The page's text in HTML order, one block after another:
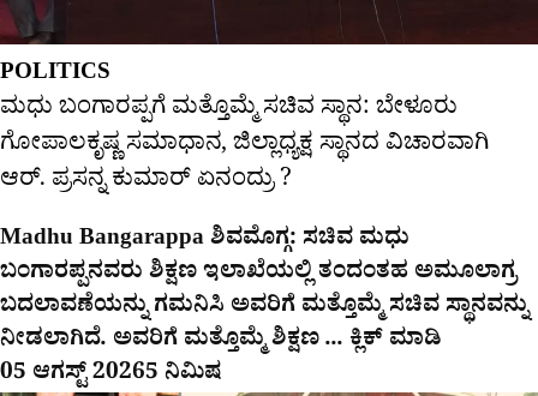
POLITICS
ಮಧು ಬಂಗಾರಪ್ಪಗೆ ಮತ್ತೊಮ್ಮೆ ಸಚಿವ ಸ್ಥಾನ: ಬೇಳೂರು
ಗೋಪಾಲಕೃಷ್ಣ ಸಮಾಧಾನ, ಜಿಲ್ಲಾಧ್ಯಕ್ಷ ಸ್ಥಾನದ ವಿಚಾರವಾಗಿ
ಆರ್. ಪ್ರಸನ್ನ ಕುಮಾರ್ ಏನಂದ್ರು ?
Madhu Bangarappa ಶಿವಮೊಗ್ಗ: ಸಚಿವ ಮಧು
ಬಂಗಾರಪ್ಪನವರು ಶಿಕ್ಷಣ ಇಲಾಖೆಯಲ್ಲಿ ತಂದಂತಹ ಅಮೂಲಾಗ್ರ
ಬದಲಾವಣೆಯನ್ನು ಗಮನಿಸಿ ಅವರಿಗೆ ಮತ್ತೊಮ್ಮೆ ಸಚಿವ ಸ್ಥಾನವನ್ನು
ನೀಡಲಾಗಿದೆ. ಅವರಿಗೆ ಮತ್ತೊಮ್ಮೆ ಶಿಕ್ಷಣ ... ಕ್ಲಿಕ್ ಮಾಡಿ
05 ಆಗಸ್ಟ್ 20265 ನಿಮಿಷ